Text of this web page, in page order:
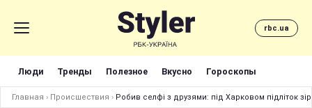
rbc.ua
Люди Тренды Полезное Вкусно Гороскопы
Главная › Происшествия › Робив селфі з друзями: під Харковом підліток